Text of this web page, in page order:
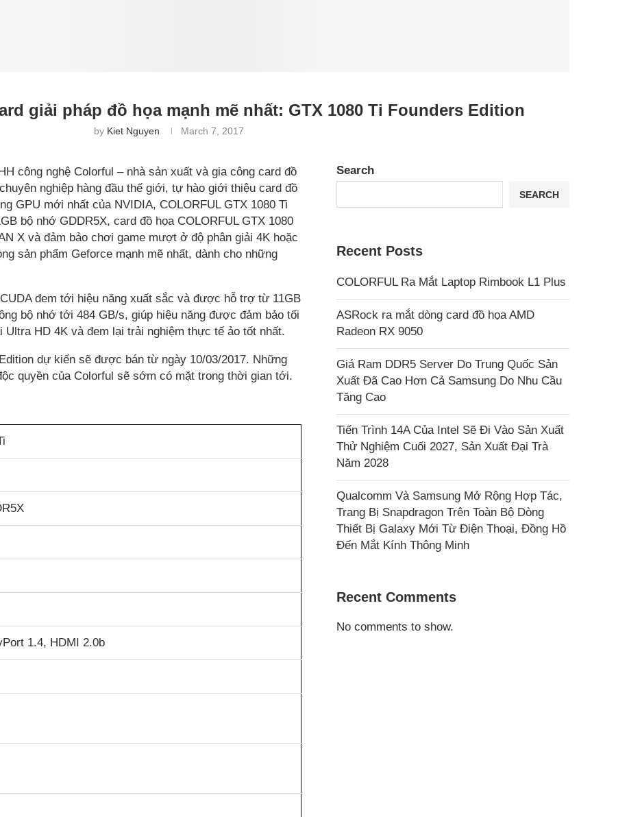
giải pháp đồ họa mạnh mẽ nhất: GTX 1080 Ti Founders Edition
by Kiet Nguyen March 7, 2017
công nghệ Colorful – nhà sản xuất và gia công card đồ
nghiệp hàng đầu thế giới, tự hào giới thiệu card đồ
GPU mới nhất của NVIDIA, COLORFUL GTX 1080 Ti
bộ nhớ GDDR5X, card đồ họa COLORFUL GTX 1080
X và đảm bảo chơi game mượt ở độ phân giải 4K hoặc
sản phẩm Geforce mạnh mẽ nhất, dành cho những
đem tới hiệu năng xuất sắc và được hỗ trợ từ 11GB
bộ nhớ tới 484 GB/s, giúp hiệu năng được đảm bảo tối
HD 4K và đem lại trải nghiệm thực tế ảo tốt nhất.
dự kiến sẽ được bán từ ngày 10/03/2017. Những
quyền của Colorful sẽ sớm có mặt trong thời gian tới.
1.4, HDMI 2.0b
Search
SEARCH
Recent Posts
COLORFUL Ra Mắt Laptop Rimbook L1 Plus
ASRock ra mắt dòng card đồ họa AMD
Radeon RX 9050
Giá Ram DDR5 Server Do Trung Quốc Sản
Xuất Đã Cao Hơn Cả Samsung Do Nhu Cầu
Tăng Cao
Tiến Trình 14A Của Intel Sẽ Đi Vào Sản Xuất
Thử Nghiệm Cuối 2027, Sản Xuất Đại Trà
Năm 2028
Qualcomm Và Samsung Mở Rộng Hợp Tác,
Trang Bị Snapdragon Trên Toàn Bộ Dòng
Thiết Bị Galaxy Mới Từ Điện Thoại, Đồng Hồ
Đến Mắt Kính Thông Minh
Recent Comments
No comments to show.